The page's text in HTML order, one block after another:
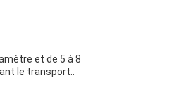
et de 5 à 8
le transport..